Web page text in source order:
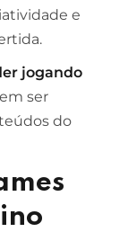
e
jogando
ser
do